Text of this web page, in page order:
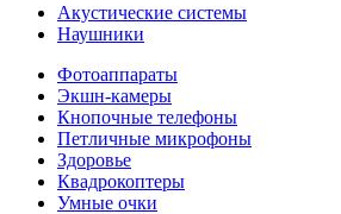
Акустические системы
Наушники
Фотоаппараты
Экшн-камеры
Кнопочные телефоны
Петличные микрофоны
Здоровье
Квадрокоптеры
Умные очки